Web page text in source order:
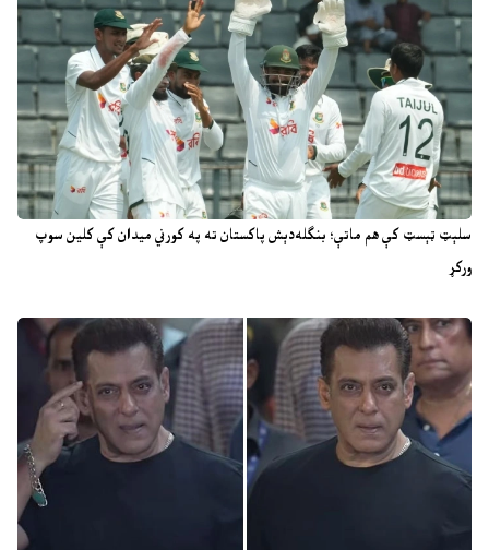
سلېټ ټېسټ کې هم ماتې؛ بنګله‌دېش پاکستان ته په کورني میدان کې کلین سوپ
ورکړ